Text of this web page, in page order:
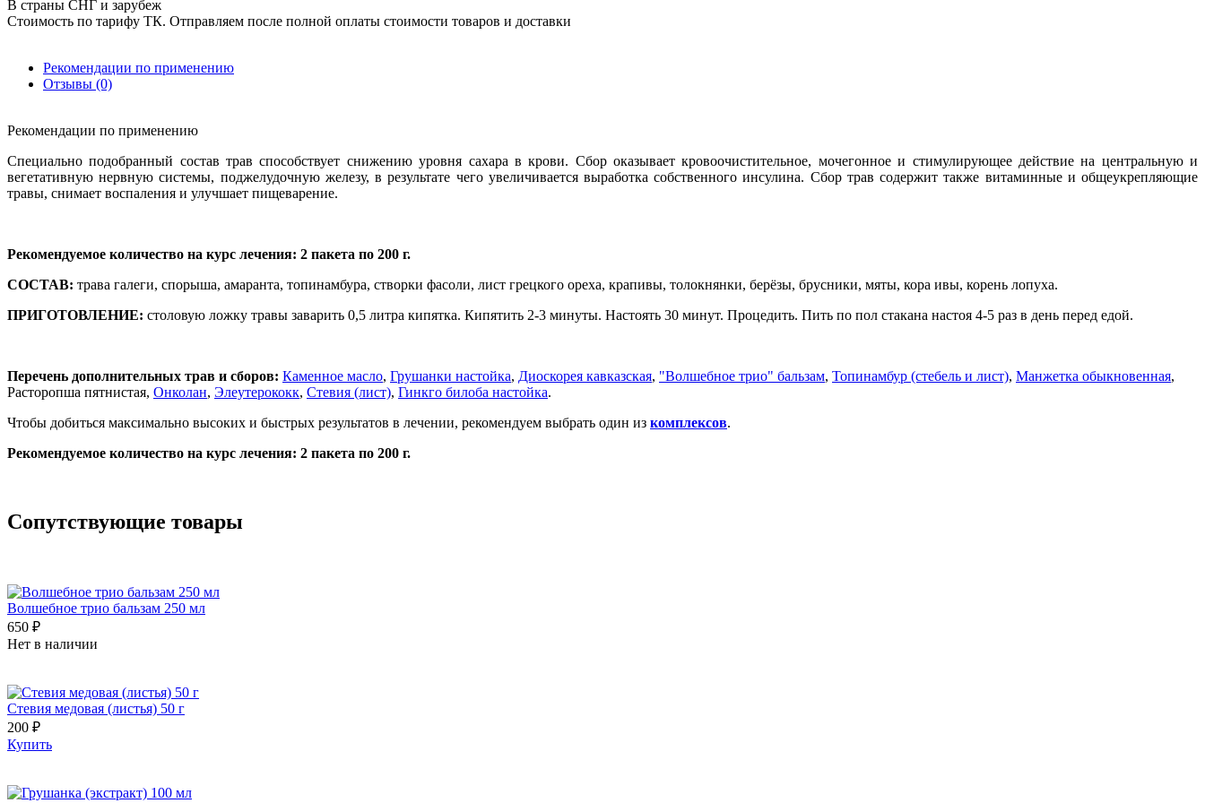
В страны СНГ и зарубеж
Стоимость по тарифу ТК. Отправляем после полной оплаты стоимости товаров и доставки
Рекомендации по применению
Отзывы (0)
Рекомендации по применению
Специально подобранный состав трав способствует снижению уровня сахара в крови. Сбор оказывает кровоочистительное, мочегонное и стимулирующее действие на центральную и
вегетативную нервную системы, поджелудочную железу, в результате чего увеличивается выработка собственного инсулина. Сбор трав содержит также витаминные и общеукрепляющие
травы, снимает воспаления и улучшает пищеварение.
Рекомендуемое количество на курс лечения: 2 пакета по 200 г.
СОСТАВ: трава галеги, спорыша, амаранта, топинамбура, створки фасоли, лист грецкого ореха, крапивы, толокнянки, берёзы, брусники, мяты, кора ивы, корень лопуха.
ПРИГОТОВЛЕНИЕ: столовую ложку травы заварить 0,5 литра кипятка. Кипятить 2-3 минуты. Настоять 30 минут. Процедить. Пить по пол стакана настоя 4-5 раз в день перед едой.
Перечень дополнительных трав и сборов: Каменное масло, Грушанки настойка, Диоскорея кавказская, "Волшебное трио" бальзам, Топинамбур (стебель и лист), Манжетка обыкновенная,
Расторопша пятнистая, Онколан, Элеутерококк, Стевия (лист), Гинкго билоба настойка.
Чтобы добиться максимально высоких и быстрых результатов в лечении, рекомендуем выбрать один из комплексов.
Рекомендуемое количество на курс лечения: 2 пакета по 200 г.
Сопутствующие товары
Волшебное трио бальзам 250 мл
650 ₽
Нет в наличии
Стевия медовая (листья) 50 г
200 ₽
Купить